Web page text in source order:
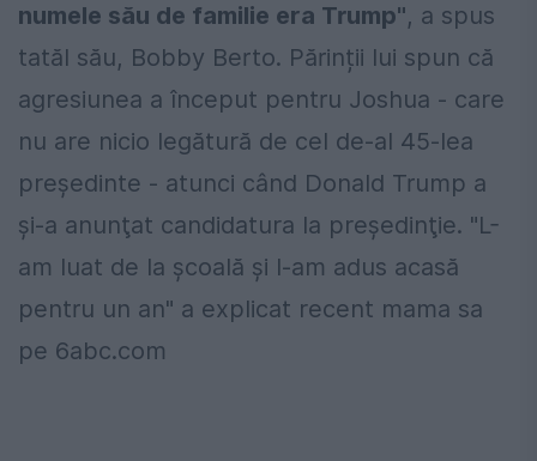
numele său de familie era Trump", a spus
tatăl său, Bobby Berto. Părinții lui spun că
agresiunea a început pentru Joshua - care
nu are nicio legătură de cel de-al 45-lea
președinte - atunci când Donald Trump a
şi-a anunţat candidatura la preşedinţie. "L-
am luat de la școală și l-am adus acasă
pentru un an" a explicat recent mama sa
pe 6abc.com